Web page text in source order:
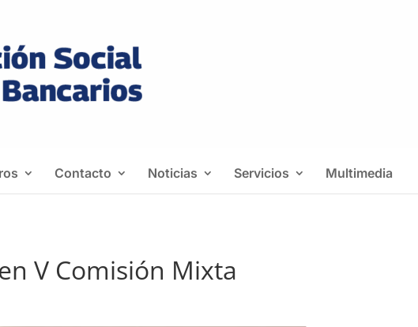
Contacto Noticias Servicios Multimedia
V Comisión Mixta